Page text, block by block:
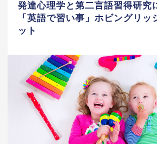
発達心理学と第二言語習得研究
「英語で習い事」ホビングリッ
ット